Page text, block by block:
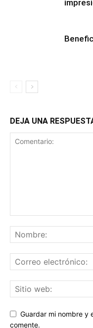
DEJA UNA
Guardar mi nombre y
comente.